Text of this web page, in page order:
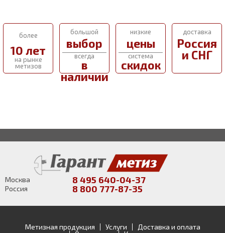
более
10 лет
на рынке
метизов
большой
выбор
всегда
в
наличии
низкие
цены
система
скидок
доставка
Россия
и СНГ
Москва 8 495 640-04-37
Россия 8 800 777-87-35
Метизная продукция Услуги
Доставка и оплата